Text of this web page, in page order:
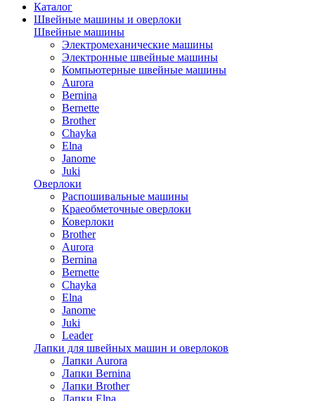
Каталог
Швейные машины и оверлоки
Швейные машины
Электромеханические машины
Электронные швейные машины
Компьютерные швейные машины
Aurora
Bernina
Bernette
Brother
Chayka
Elna
Janome
Juki
Оверлоки
Распошивальные машины
Краеобметочные оверлоки
Коверлоки
Brother
Aurora
Bernina
Bernette
Chayka
Elna
Janome
Juki
Leader
Лапки для швейных машин и оверлоков
Лапки Aurora
Лапки Bernina
Лапки Brother
Лапки Elna